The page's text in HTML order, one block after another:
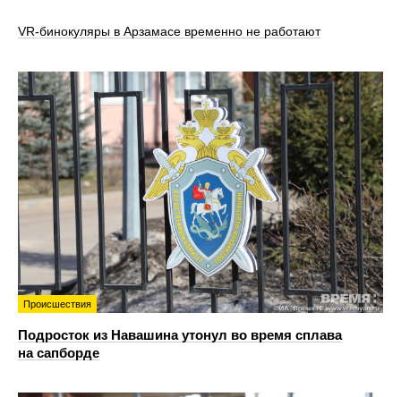
VR‑бинокуляры в Арзамасе временно не работают
Происшествия
Подросток из Навашина утонул во время сплава
на сапборде